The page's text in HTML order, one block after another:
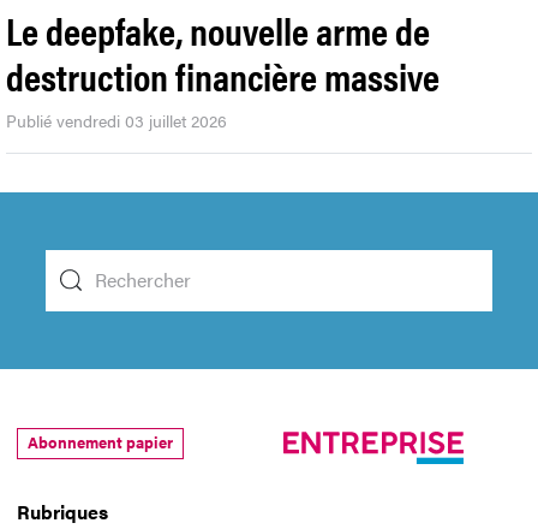
Le deepfake, nouvelle arme de
destruction financière massive
Publié vendredi 03 juillet 2026
Rubriques
Abonnement papier